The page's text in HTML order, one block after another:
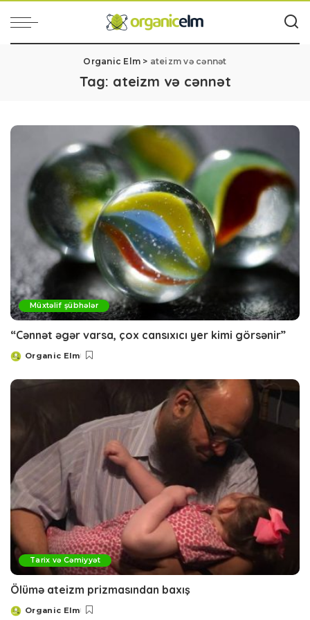
Organic Elm > ateizm və cənnət
Tag: ateizm və cənnət
Müxtəlif şübhələr
“Cənnət əgər varsa, çox cansıxıcı yer kimi görsənir”
Posted
Organic Elm
Tarix və Cəmiyyət
Ölümə ateizm prizmasından baxış
Posted
Organic Elm